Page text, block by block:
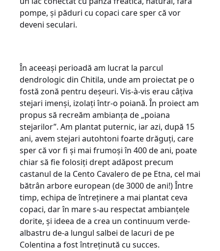
pompe, și păduri cu copaci care sper că vor
deveni seculari.
În aceeași perioadă am lucrat la parcul
dendrologic din Chitila, unde am proiectat pe o
fostă zonă pentru deșeuri. Vis-à-vis erau câțiva
stejari imenși, izolați într-o poiană. În proiect am
propus să recreăm ambianța de „poiana
stejarilor”. Am plantat puternic, iar azi, după 15
ani, avem stejari autohtoni foarte drăguți, care
sper că vor fi și mai frumoși în 400 de ani, poate
chiar să fie folosiți drept adăpost precum
castanul de la Cento Cavalero de pe Etna, cel mai
bătrân arbore european (de 3000 de ani!) Între
timp, echipa de întreținere a mai plantat ceva
copaci, dar în mare s-au respectat ambianțele
dorite, și ideea de a crea un continuum verde-
albastru de-a lungul salbei de lacuri de pe
Colentina a fost întreținută cu succes.